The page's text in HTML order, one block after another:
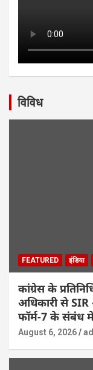
विविध
FEATURED इंडिया
कांग्रेस के
अधिकारी से
फॉर्म-7 के संबंध
August 6, 2026